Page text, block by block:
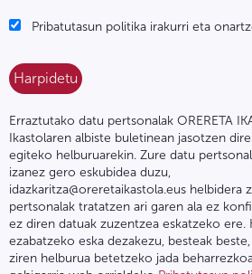
Pribatutasun politika irakurri eta
Erraztutako datu pertsonalak ORERETA
Ikastolaren albiste buletinean jasotzen
egiteko helburuarekin. Zure datu
izanez gero eskubidea duzu,
idazkaritza@oreretaikastola.eus helbidera
pertsonalak tratatzen ari garen ala ez
ez diren datuak zuzentzea eskatzeko
ezabatzeko eska dezakezu, besteak
ziren helburua betetzeko jada